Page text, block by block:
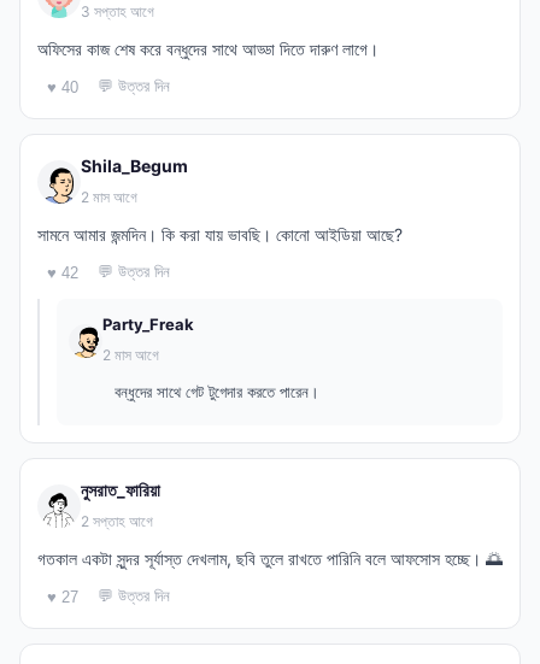
3 সপ্তাহ আগে
অফিসের কাজ শেষ করে বন্ধুদের সাথে আড্ডা দিতে দারুণ লাগে।
♥ 40 💬 উত্তর দিন
Shila_Begum
2 মাস আগে
সামনে আমার জন্মদিন। কি করা যায় ভাবছি। কোনো আইডিয়া আছে?
♥ 42 💬 উত্তর দিন
Party_Freak
2 মাস আগে
বন্ধুদের সাথে গেট টুগেদার করতে পারেন।
নুসরাত_ফারিয়া
2 সপ্তাহ আগে
গতকাল একটা সুন্দর সূর্যাস্ত দেখলাম, ছবি তুলে রাখতে পারিনি বলে আফসোস হচ্ছে। 🌅
♥ 27 💬 উত্তর দিন